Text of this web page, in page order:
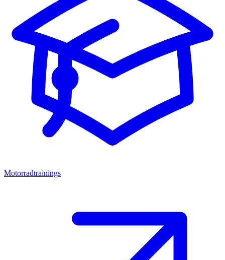
Motorradtrainings